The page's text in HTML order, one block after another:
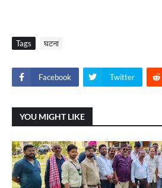
Tags घटना
Facebook Twitter
YOU MIGHT LIKE